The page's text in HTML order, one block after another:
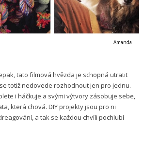
Amanda
tato filmová hvězda je schopná utratit
totiž nedovede rozhodnout jen pro jednu.
i háčkuje a svými výtvory zásobuje sebe,
která chová. DIY projekty jsou pro ni
a tak se každou chvíli pochlubí